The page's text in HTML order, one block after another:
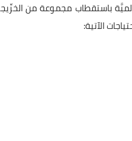
باستقطاب مجموعة من
الآتية: